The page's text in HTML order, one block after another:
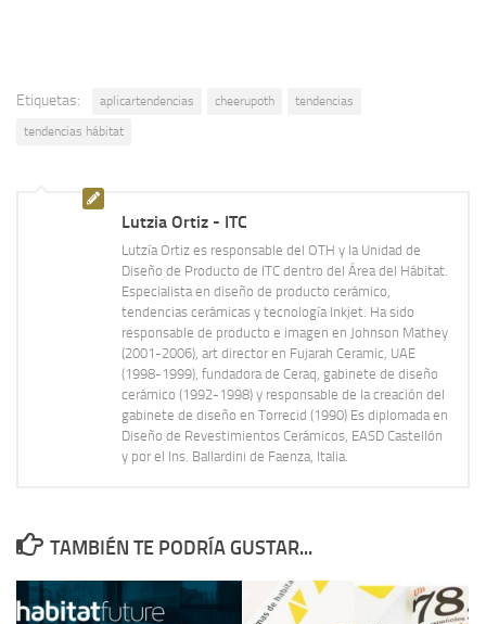
Etiquetas: aplicartendencias cheerupoth
tendencias
tendencias hábitat
Lutzia Ortiz - ITC
Lutzía Ortiz es responsable del OTH y la Unidad de
Diseño de Producto de ITC dentro del Área del Hábitat.
Especialista en diseño de producto cerámico,
tendencias cerámicas y tecnología Inkjet. Ha sido
responsable de producto e imagen en Johnson Mathey
(2001-2006), art director en Fujarah Ceramic, UAE
(1998-1999), fundadora de Ceraq, gabinete de diseño
cerámico (1992-1998) y responsable de la creación del
gabinete de diseño en Torrecid (1990) Es diplomada en
Diseño de Revestimientos Cerámicos, EASD Castellón
y por el Ins. Ballardini de Faenza, Italia.
TAMBIÉN TE PODRÍA GUSTAR...